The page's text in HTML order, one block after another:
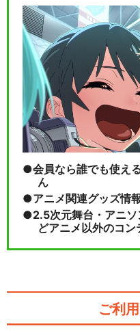
会員なら誰でも使え
ん
アニメ関連グッズ情
2.5次元舞台・アニ
どアニメ以外のコ
ご利